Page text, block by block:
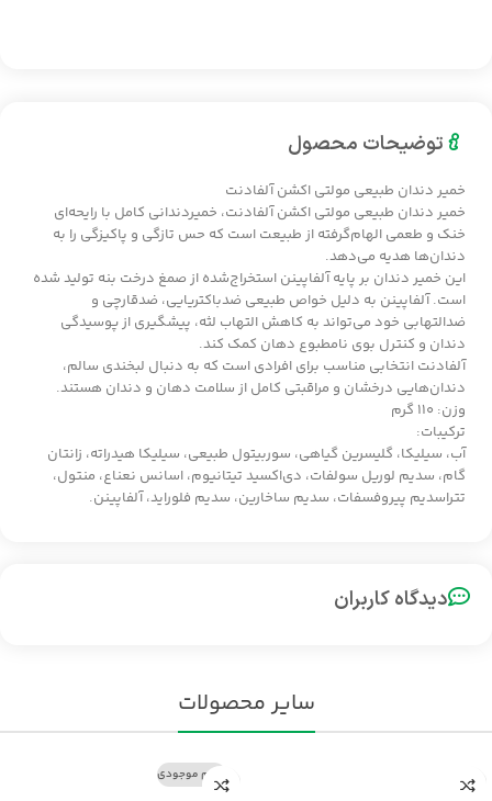
توضیحات محصول
خمیر دندان طبیعی مولتی اکشن آلفادنت
خمیر دندان طبیعی مولتی اکشن آلفادنت، خمیردندانی کامل با رایحه‌ای
خنک و طعمی الهام‌گرفته از طبیعت است که حس تازگی و پاکیزگی را به
دندان‌ها هدیه می‌دهد.
این خمیر دندان بر پایه آلفاپینن استخراج‌شده از صمغ درخت بنه تولید شده
است. آلفاپینن به دلیل خواص طبیعی ضدباکتریایی، ضدقارچی و
ضدالتهابی خود می‌تواند به کاهش التهاب لثه، پیشگیری از پوسیدگی
دندان و کنترل بوی نامطبوع دهان کمک کند.
آلفادنت انتخابی مناسب برای افرادی است که به دنبال لبخندی سالم،
دندان‌هایی درخشان و مراقبتی کامل از سلامت دهان و دندان هستند.
وزن: ۱۱۰ گرم
ترکیبات:
آب، سیلیکا، گلیسرین گیاهی، سوربیتول طبیعی، سیلیکا هیدراته، زانتان
گام، سدیم لوریل سولفات، دی‌اکسید تیتانیوم، اسانس نعناع، منتول،
تتراسدیم پیروفسفات، سدیم ساخارین، سدیم فلوراید، آلفاپینن.
دیدگاه کاربران
سایر محصولات
اتمام موجودی